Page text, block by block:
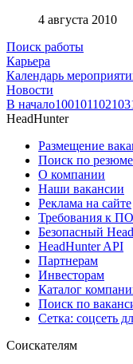
4 августа 2010
Поиск работы
Карьера
Календарь
Новости
В начало100101102103
HeadHunter
Размещение
Поиск по резюме
О компании
Наши вакансии
Реклама на сайте
Требования к ПО
Безопасный
HeadHunter API
Партнерам
Инвесторам
Каталог
Поиск по
Сетка: соцсеть
Соискателям